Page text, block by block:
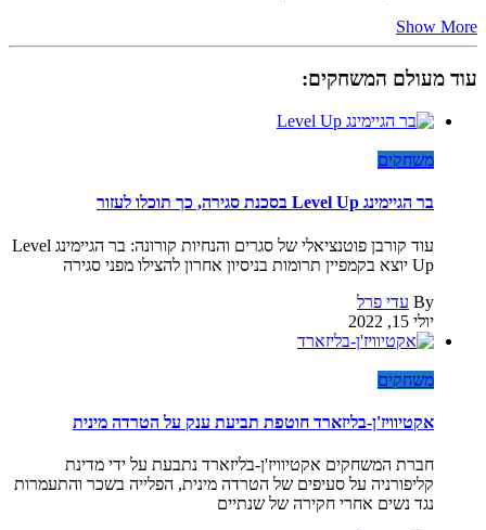
Show More
עוד מעולם המשחקים:
משחקים
בר הגיימינג Level Up בסכנת סגירה, כך תוכלו לעזור
עוד קורבן פוטנציאלי של סגרים והנחיות קורונה: בר הגיימינג Level
Up יוצא בקמפיין תרומות בניסיון אחרון להצילו מפני סגירה
By עדי פרל
יולי 15, 2022
משחקים
אקטיוויז'ן-בליזארד חוטפת תביעת ענק על הטרדה מינית
חברת המשחקים אקטיוויז'ן-בליזארד נתבעת על ידי מדינת
קליפורניה על סעיפים של הטרדה מינית, הפלייה בשכר והתעמרות
נגד נשים אחרי חקירה של שנתיים